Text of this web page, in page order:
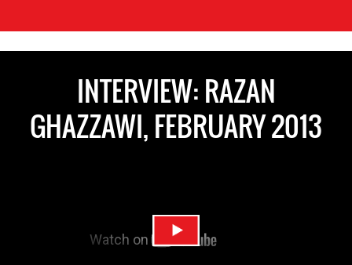
INTERVIEW: RAZAN
GHAZZAWI, FEBRUARY 2013